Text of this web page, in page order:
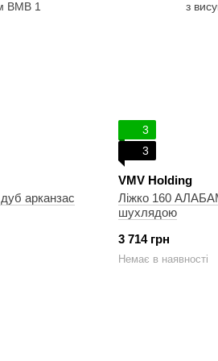
арканзас
3
3
VMV Holding
Ліжко 160
шухлядою
3 714 грн
Немає в наявності